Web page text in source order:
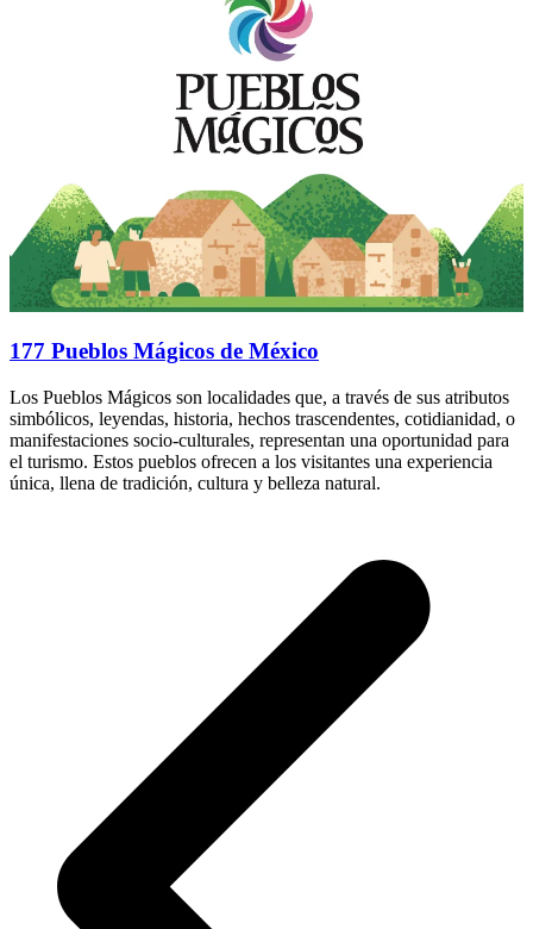
177 Pueblos Mágicos de México
Los Pueblos Mágicos son localidades que, a través de sus atributos
simbólicos, leyendas, historia, hechos trascendentes, cotidianidad, o
manifestaciones socio-culturales, representan una oportunidad para
el turismo. Estos pueblos ofrecen a los visitantes una experiencia
única, llena de tradición, cultura y belleza natural.